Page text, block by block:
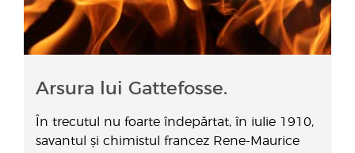
Arsura lui Gattefosse.
În trecutul nu foarte îndepărtat, în iulie 1910,
savantul și chimistul francez Rene-Maurice